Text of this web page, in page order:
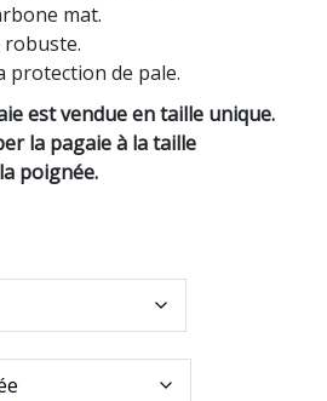
mat.
protection de pale.
est vendue en taille unique.
la pagaie à la taille
poignée.